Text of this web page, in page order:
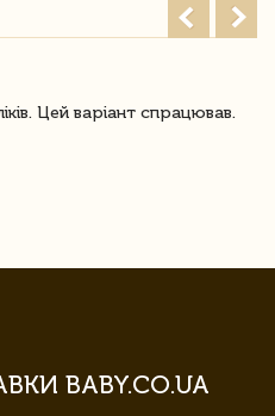
Цей варіант спрацював.
BABY.CO.UA